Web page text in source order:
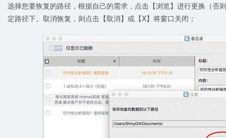
选择您要恢复的路径，根据自己的需求，点击【浏览】进行更换（否
定路径下。取消恢复，则点击【取消】或【X】将窗口关闭；